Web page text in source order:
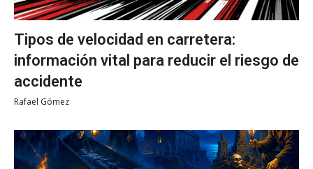
Tipos de velocidad en carretera:
información vital para reducir el riesgo de
accidente
Rafael Gómez